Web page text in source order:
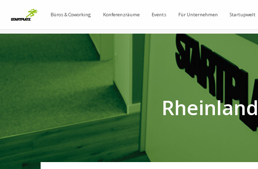
Büros & Coworking Konferenzräume Events Für Unternehmen Startupwelt